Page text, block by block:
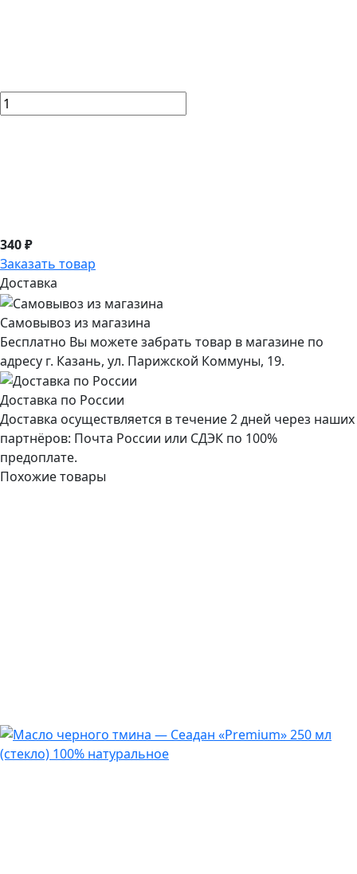
340 ₽
Заказать товар
Доставка
Самовывоз из магазина
Бесплатно Вы можете забрать товар в магазине по
адресу г. Казань, ул. Парижской Коммуны, 19.
Доставка по России
Доставка осуществляется в течение 2 дней через наших
партнёров: Почта России или СДЭК по 100%
предоплате.
Похожие товары